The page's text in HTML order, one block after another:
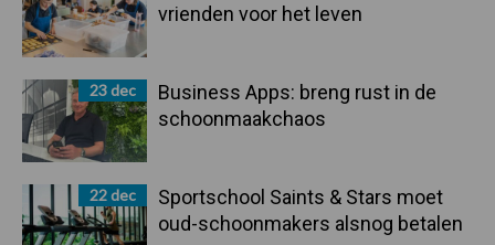
vrienden voor het leven
23 dec
Business Apps: breng rust in de
schoonmaakchaos
22 dec
Sportschool Saints & Stars moet
oud-schoonmakers alsnog betalen